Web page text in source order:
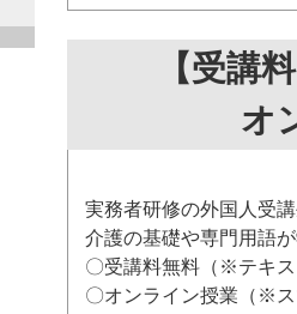
【受講
オ
実務者研修の外国人受
介護の基礎や専門用語
〇受講料無料（※テキス
〇オンライン授業（※ス